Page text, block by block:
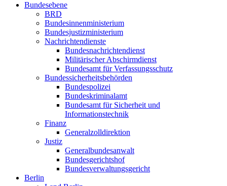
Bundesebene
BRD
Bundesinnenministerium
Bundesjustizministerium
Nachrichtendienste
Bundesnachrichtendienst
Militärischer Abschirmdienst
Bundesamt für Verfassungsschutz
Bundessicherheitsbehörden
Bundespolizei
Bundeskriminalamt
Bundesamt für Sicherheit und
Informationstechnik
Finanz
Generalzolldirektion
Justiz
Generalbundesanwalt
Bundesgerichtshof
Bundesverwaltungsgericht
Berlin